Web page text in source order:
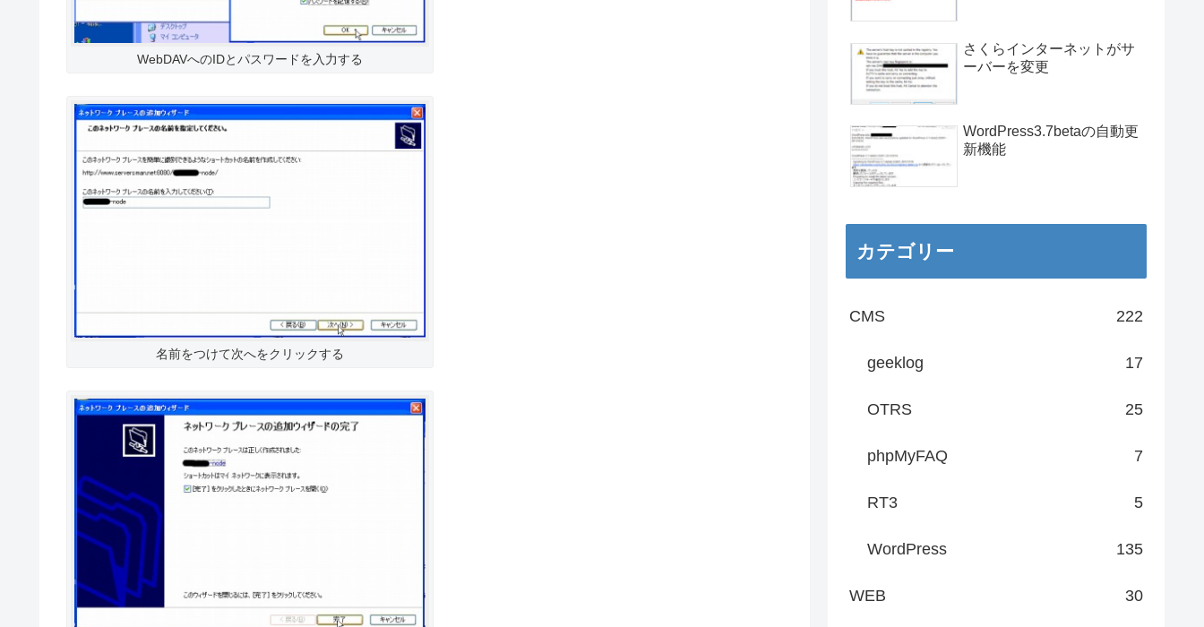
WebDAVへのIDとパスワードを入力する
名前をつけて次へをクリックする
さくらインターネットがサ
ーバーを変更
WordPress3.7betaの自動更
新機能
カテゴリー
CMS 222
geeklog 17
OTRS 25
phpMyFAQ 7
RT3 5
WordPress 135
WEB 30